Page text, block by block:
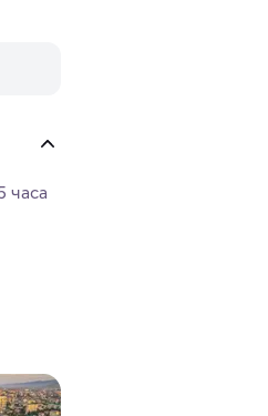
часа